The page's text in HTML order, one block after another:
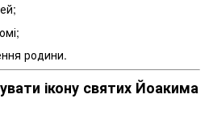
родини.
ікону святих Йоакима